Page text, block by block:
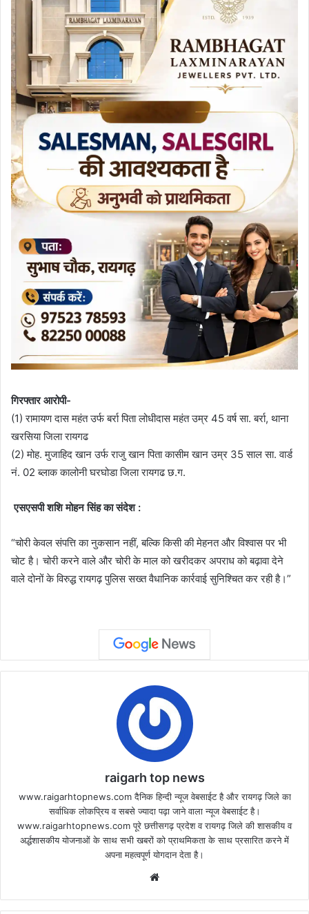
गिरफ्तार आरोपी-
(1) रामायण दास महंत उर्फ बर्रा पिता लोधीदास महंत उम्र 45 वर्ष सा. बर्रा, थाना
खरसिया जिला रायगढ
(2) मोह. मुजाहिद खान उर्फ राजु खान पिता कासीम खान उम्र 35 साल सा. वार्ड
नं. 02 ब्लाक कालोनी घरघोडा जिला रायगढ छ.ग.
एसएसपी शशि मोहन सिंह का संदेश :
“चोरी केवल संपत्ति का नुकसान नहीं, बल्कि किसी की मेहनत और विश्वास पर भी
चोट है। चोरी करने वाले और चोरी के माल को खरीदकर अपराध को बढ़ावा देने
वाले दोनों के विरुद्ध रायगढ़ पुलिस सख्त वैधानिक कार्रवाई सुनिश्चित कर रही है।”
raigarh top news
www.raigarhtopnews.com दैनिक हिन्दी न्यूज वेबसाईट है और रायगढ़ जिले का
सर्वाधिक लोकप्रिय व सबसे ज्यादा पढ़ा जाने वाला न्यूज वेबसाईट है।
www.raigarhtopnews.com पूरे छत्तीसगढ़ प्रदेश व रायगढ़ जिले की शासकीय व
अर्द्धशासकीय योजनाओं के साथ सभी खबरों को प्राथमिकता के साथ प्रसारित करने में
अपना महत्वपूर्ण योगदान देता है।